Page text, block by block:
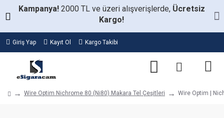
Kampanya! 2000 TL ve üzeri alışverişlerde, Ücretsiz
Kargo!
Giriş Yap Kayıt Ol Kargo Takibi
Wire Optim Nichrome 80 (Ni80) Makara Tel Çeşitleri Wire Optim |